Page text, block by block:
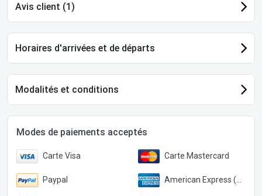
Avis client (1)
Horaires d'arrivées et de départs
Modalités et conditions
Modes de paiements acceptés
Carte Visa Carte Mastercard
Paypal American Express (Paypal)